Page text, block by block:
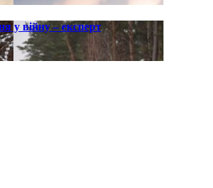
у війну – експерт